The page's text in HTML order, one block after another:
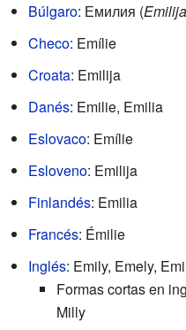
Búlgaro: Емилия (Emilija
Checo: Emílie
Croata: Emilija
Danés: Emilie, Emilia
Eslovaco: Emílie
Esloveno: Emilija
Finlandés: Emilia
Francés: Émilie
Inglés: Emily, Emely,
Formas cortas en
Milly